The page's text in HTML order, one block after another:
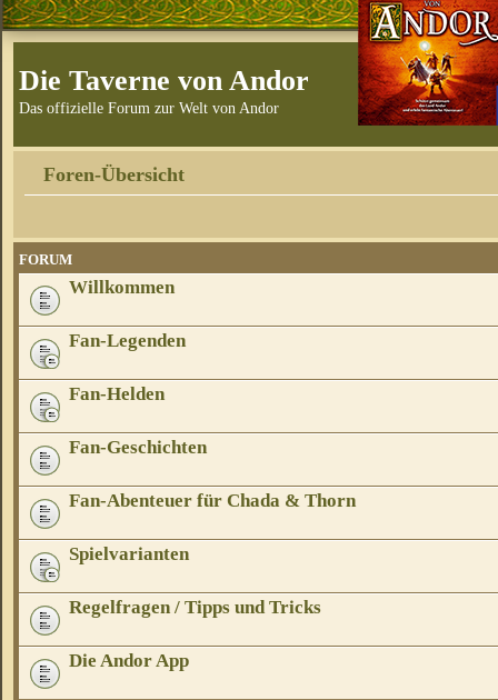
Die Taverne von Andor
Das offizielle Forum zur Welt von Andor
Foren-Übersicht
FORUM
Willkommen
Fan-Legenden
Fan-Helden
Fan-Geschichten
Fan-Abenteuer für Chada & Thorn
Spielvarianten
Regelfragen / Tipps und Tricks
Die Andor App